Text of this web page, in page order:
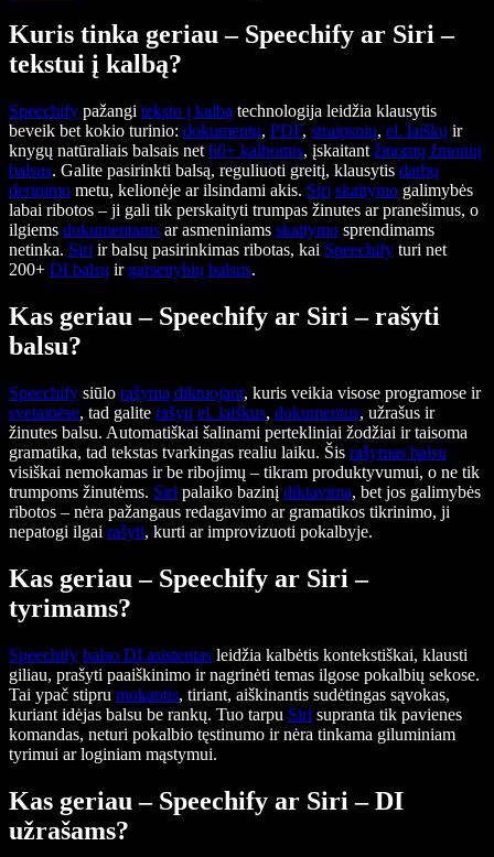
Kuris tinka geriau – Speechify ar Siri –
tekstui į kalbą?
Speechify pažangi teksto į kalbą technologija leidžia klausytis
beveik bet kokio turinio: dokumentų, PDF, straipsnių, el. laiškų ir
knygų natūraliais balsais net 60+ kalbomis, įskaitant žinomų žmonių
balsus. Galite pasirinkti balsą, reguliuoti greitį, klausytis darbų
derinimo metu, kelionėje ar ilsindami akis. Siri skaitymo galimybės
labai ribotos – ji gali tik perskaityti trumpas žinutes ar pranešimus, o
ilgiems dokumentams ar asmeniniams skaitymo sprendimams
netinka. Siri ir balsų pasirinkimas ribotas, kai Speechify turi net
200+ DI balsų ir garsenybių balsus.
Kas geriau – Speechify ar Siri – rašyti
balsu?
Speechify siūlo rašymą diktuojant, kuris veikia visose programose ir
svetainėse, tad galite rašyti el. laiškus, dokumentus, užrašus ir
žinutes balsu. Automatiškai šalinami pertekliniai žodžiai ir taisoma
gramatika, tad tekstas tvarkingas realiu laiku. Šis rašymas balsu
visiškai nemokamas ir be ribojimų – tikram produktyvumui, o ne tik
trumpoms žinutėms. Siri palaiko bazinį diktavimą, bet jos galimybės
ribotos – nėra pažangaus redagavimo ar gramatikos tikrinimo, ji
nepatogi ilgai rašyti, kurti ar improvizuoti pokalbyje.
Kas geriau – Speechify ar Siri –
tyrimams?
Speechify balso DI asistentas leidžia kalbėtis kontekstiškai, klausti
giliau, prašyti paaiškinimo ir nagrinėti temas ilgose pokalbių sekose.
Tai ypač stipru mokantis, tiriant, aiškinantis sudėtingas sąvokas,
kuriant idėjas balsu be rankų. Tuo tarpu Siri supranta tik pavienes
komandas, neturi pokalbio tęstinumo ir nėra tinkama giluminiam
tyrimui ar loginiam mąstymui.
Kas geriau – Speechify ar Siri – DI
užrašams?